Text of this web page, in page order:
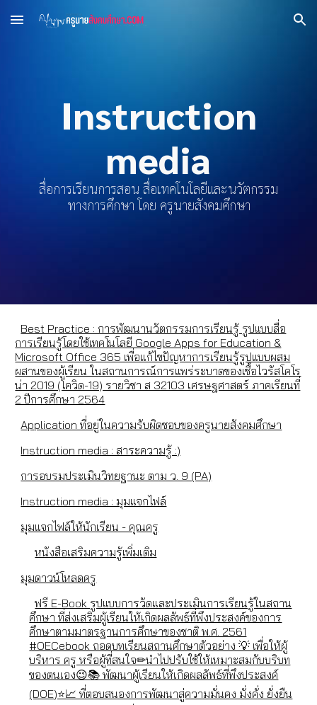
Skip to main content Skip to navigation
Instruction
media
สื่อการเรียนการสอน สื่อเทคโนโลยีและนวัตกรรม
ทางการศึกษา โดย ครูนายสังคมศึกษา
Best Practice : การพัฒนานวัตกรรมการเรียนรู้ รูปแบบสื่อ
การเรียนรู้โดยใช้เทคโนโลยี Google Apps for Education &
Microsoft Office 365 เพื่อแก้ไขปัญหาการเรียนรู้รูปแบบผสม
ผสานของผู้เรียน ในสถานการณ์การแพร่ระบาดของเชื้อไวรัสโคโร
น่า 2019 (โควิด-19) รายวิชา ส 32103 เศรษฐศาสตร์ ภาคเรียนที่
2 ปีการศึกษา 2564
Application ที่อยู่ในความรับผิดชอบของครูนายสังคมศึกษา
Instruction media : สาระความรู้ :)
การอบรมประเมินวิทยฐานะ ตาม ว. 9 (PA)
Instruction media : มุมแจกไฟล์
มุมแจกไฟล์ให้นักเรียน - คุณครู
หนังสือเสริมความรู้เพิ่มเติม
มุมดาวน์โหลดครู
ฟรี E-Book รูปแบบการวัดและประเมินการเรียนรู้ในสถาน
ศึกษา ที่ส่งเสริมผู้เรียนให้เกิดผลลัพธ์ที่พึงประสงค์ของการ
ศึกษาตามมาตรฐานการศึกษาของชาติ พ.ศ. 2561
#OECebook ถอดบทเรียนสถานศึกษาตัวอย่าง 💡 เพื่อให้ผู้
บริหาร ครู หรือผู้ที่สนใจ✏นำไปปรับใช้ให้เหมาะสมกับบริบท
ของตนเอง😉📚 พัฒนาผู้เรียนให้เกิดผลลัพธ์ที่พึงประสงค์
(DOE)⭐📈 ที่ตอบสนองการพัฒนาสู่ความมั่นคง มั่งคั่ง ยั่งยืน